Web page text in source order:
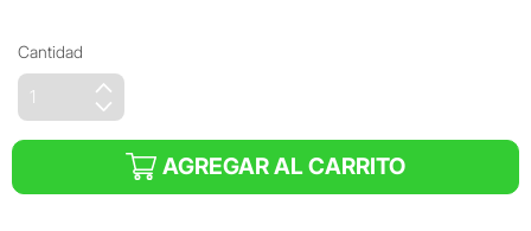
Cantidad
AGREGAR AL CARRITO